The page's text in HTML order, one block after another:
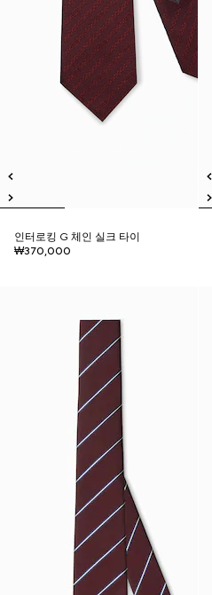
인터로킹 G 체인 실크 타이
₩370,000